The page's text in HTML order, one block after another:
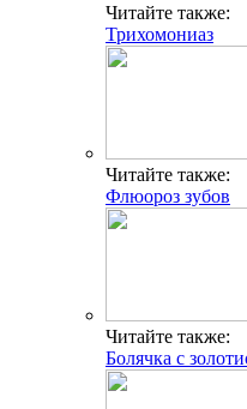
Читайте также:
Трихомониаз
Читайте также:
Флюороз зубов
Читайте также:
Болячка с